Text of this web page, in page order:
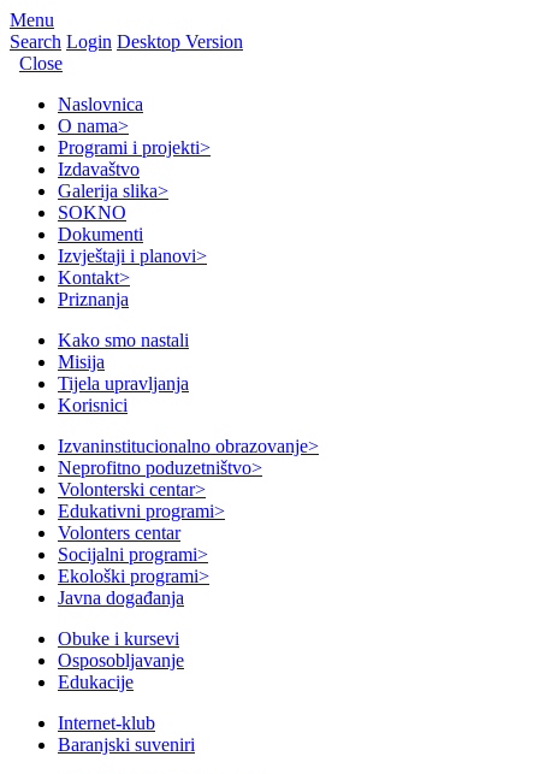
Menu
Search Login Desktop Version
Close
Naslovnica
O nama>
Programi i projekti>
Izdavaštvo
Galerija slika>
SOKNO
Dokumenti
Izvještaji i planovi>
Kontakt>
Priznanja
Kako smo nastali
Misija
Tijela upravljanja
Korisnici
Izvaninstitucionalno obrazovanje>
Neprofitno poduzetništvo>
Volonterski centar>
Edukativni programi>
Volonters centar
Socijalni programi>
Ekološki programi>
Javna događanja
Obuke i kursevi
Osposobljavanje
Edukacije
Internet-klub
Baranjski suveniri